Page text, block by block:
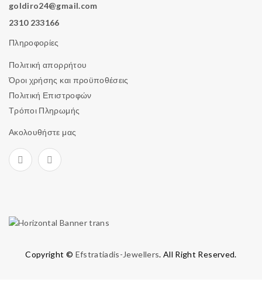
goldiro24@gmail.com
2310 233166
Πληροφορίες
Πολιτική απορρήτου
Όροι χρήσης και προϋποθέσεις
Πολιτική Επιστροφών
Τρόποι Πληρωμής
Ακολουθήστε μας
Copyright © Efstratiadis-Jewellers. All Right Reserved.